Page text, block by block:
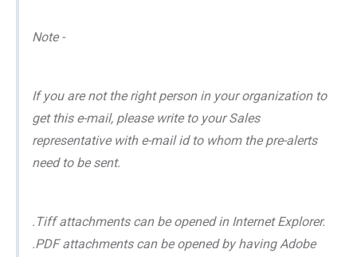
Note -
If you are not the right person in your organization to
get this e-mail, please write to your Sales
representative with e-mail id to whom the pre-alerts
need to be sent.
.Tiff attachments can be opened in Internet Explorer.
.PDF attachments can be opened by having Adobe